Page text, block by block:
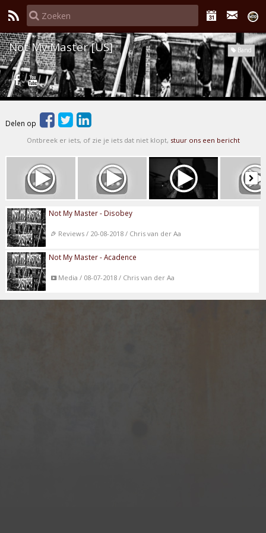
Band
Not My Master [US]
Delen op
Ontbreek er iets, of zie je iets dat niet klopt, stuur ons een bericht
Not My Master - Disobey
Reviews / 20-08-2018 / Chris van der Aa
Not My Master - Acadence
Media / 08-07-2018 / Chris van der Aa